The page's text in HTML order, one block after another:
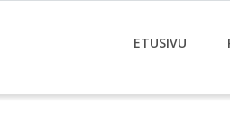
ETUSIVU